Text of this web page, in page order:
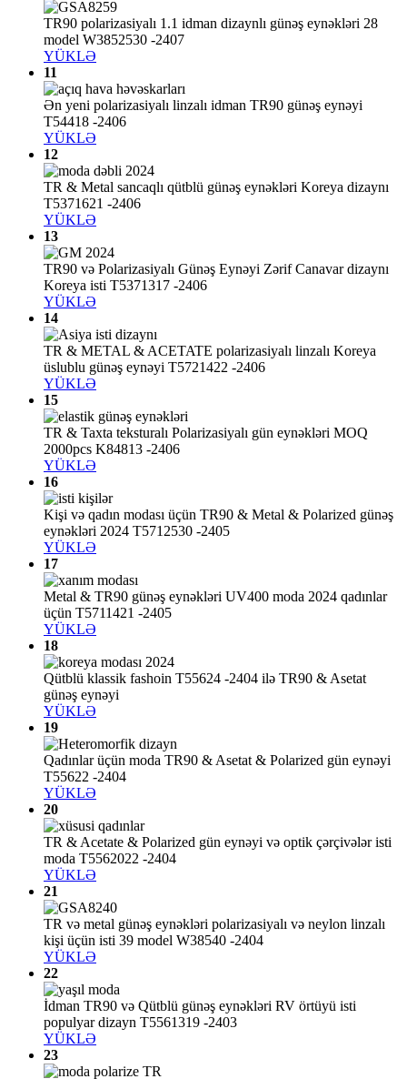
TR90 polarizasiyalı 1.1 idman dizaynlı günəş eynəkləri 28
model W3852530 -2407
YÜKLƏ
11
Ən yeni polarizasiyalı linzalı idman TR90 günəş eynəyi
T54418 -2406
YÜKLƏ
12
TR & Metal sancaqlı qütblü günəş eynəkləri Koreya dizaynı
T5371621 -2406
YÜKLƏ
13
TR90 və Polarizasiyalı Günəş Eynəyi Zərif Canavar dizaynı
Koreya isti T5371317 -2406
YÜKLƏ
14
TR & METAL & ACETATE polarizasiyalı linzalı Koreya
üslublu günəş eynəyi T5721422 -2406
YÜKLƏ
15
TR & Taxta teksturalı Polarizasiyalı gün eynəkləri MOQ
2000pcs K84813 -2406
YÜKLƏ
16
Kişi və qadın modası üçün TR90 & Metal & Polarized günəş
eynəkləri 2024 T5712530 -2405
YÜKLƏ
17
Metal & TR90 günəş eynəkləri UV400 moda 2024 qadınlar
üçün T5711421 -2405
YÜKLƏ
18
Qütblü klassik fashoin T55624 -2404 ilə TR90 & Asetat
günəş eynəyi
YÜKLƏ
19
Qadınlar üçün moda TR90 & Asetat & Polarized gün eynəyi
T55622 -2404
YÜKLƏ
20
TR & Acetate & Polarized gün eynəyi və optik çərçivələr isti
moda T5562022 -2404
YÜKLƏ
21
TR və metal günəş eynəkləri polarizasiyalı və neylon linzalı
kişi üçün isti 39 model W38540 -2404
YÜKLƏ
22
İdman TR90 və Qütblü günəş eynəkləri RV örtüyü isti
populyar dizayn T5561319 -2403
YÜKLƏ
23